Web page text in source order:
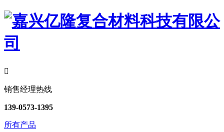

销售经理热线
139-0573-1395
所有产品